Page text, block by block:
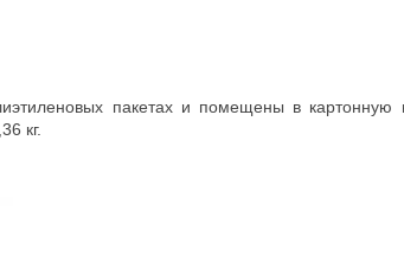
пакетах и помещены в картонную
кг.